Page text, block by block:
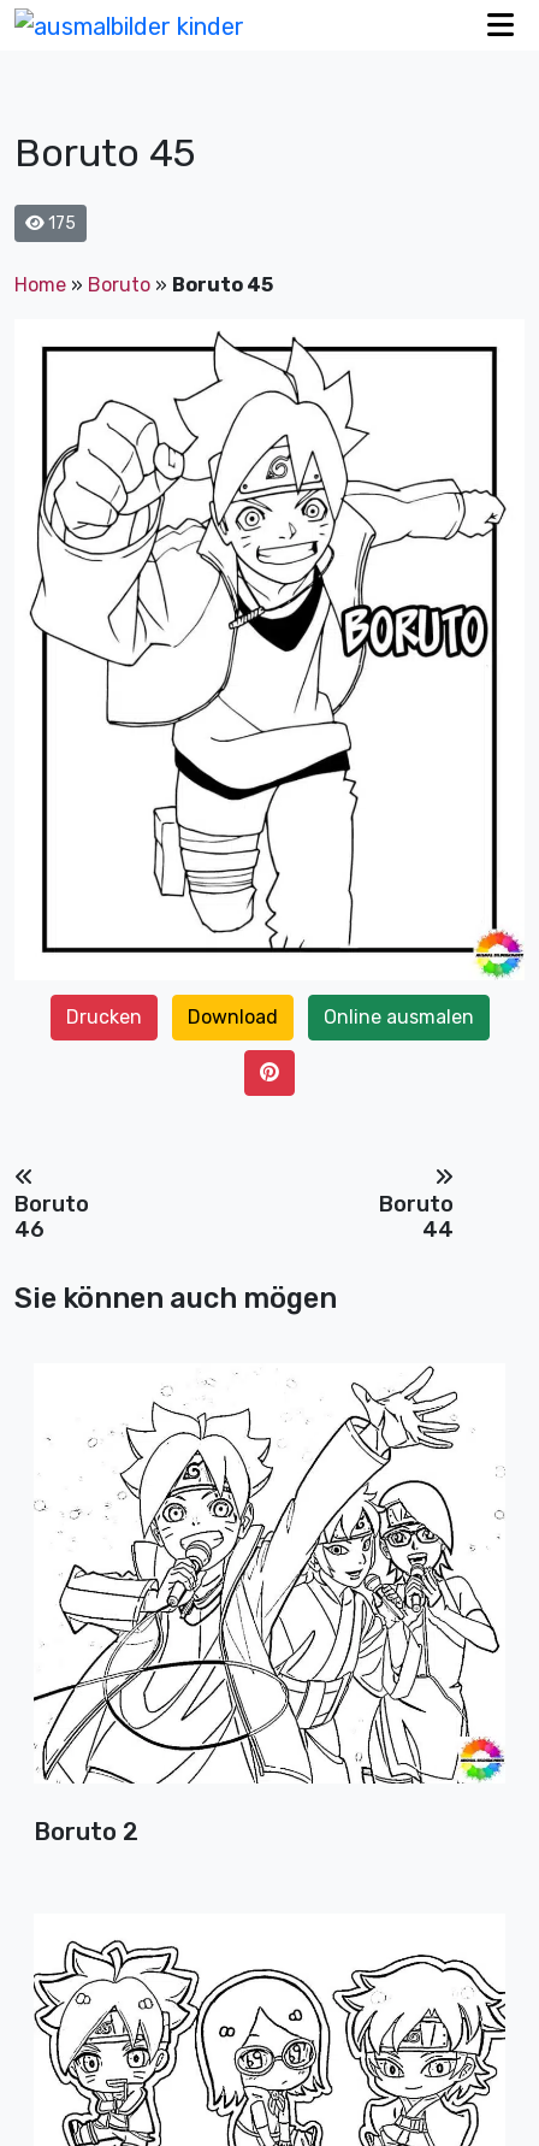
Boruto 45
175
Home » Boruto » Boruto 45
Drucken Download Online ausmalen
Boruto
46
Boruto
44
Sie können auch mögen
Boruto 2